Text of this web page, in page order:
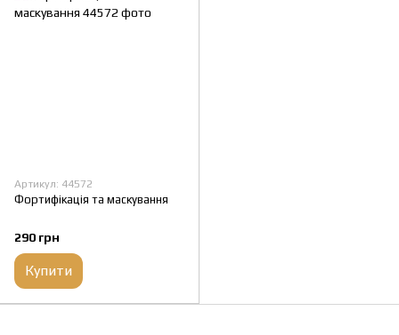
Артикул: 44572
Фортифікація та маскування
290 грн
Купити